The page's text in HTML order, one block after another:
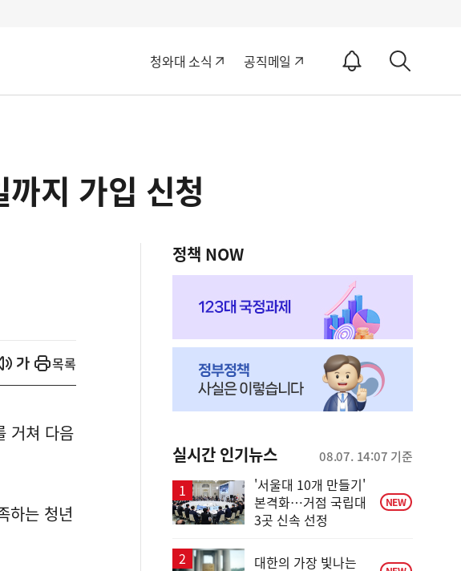
청와대 소식 공직메일
알
ON
세
지 가입 신청
기열기 목록
거쳐 다음
하는 청년
정책 NOW
실시간 인기뉴스 08.07. 14:07 기준
'서울대 10개 만들기'
본격화…거점 국립대
3곳 신속 선정
NEW
대한의 가장 빛나는